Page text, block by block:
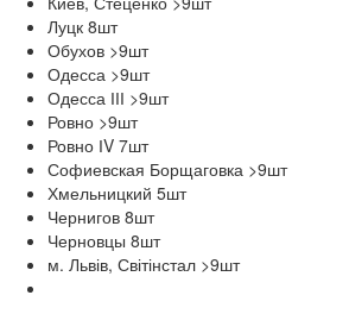
Луцк 8шт
Обухов >9шт
Одесса >9шт
Одесса ІІІ >9шт
Ровно >9шт
Ровно ІV 7шт
Софиевская Борщаговка >9шт
Хмельницкий 5шт
Чернигов 8шт
Черновцы 8шт
м. Львів, Світінстал >9шт